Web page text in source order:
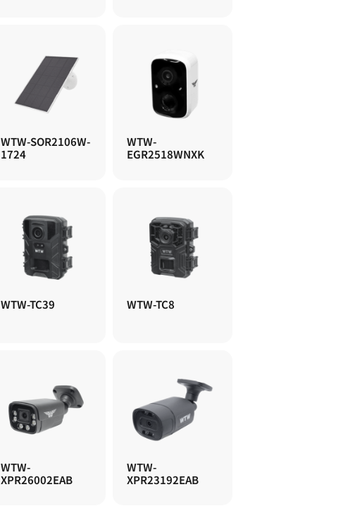
WTW-SOR2106W-
1724
WTW-
EGR2518WNXK
WTW-TC39 WTW-TC8
WTW-
XPR26002EAB
WTW-
XPR23192EAB